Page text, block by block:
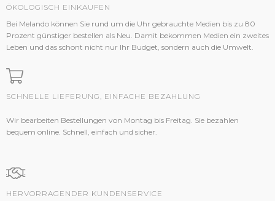
ÖKOLOGISCH EINKAUFEN
Bei Melando können Sie rund um die Uhr gebrauchte Medien bis zu 80
Prozent günstiger bestellen als Neu. Damit bekommen Medien ein zweites
Leben und das schont nicht nur Ihr Budget, sondern auch die Umwelt.
SCHNELLE LIEFERUNG, EINFACHE BEZAHLUNG
Wir bearbeiten Bestellungen von Montag bis Freitag. Sie bezahlen
bequem online. Schnell, einfach und sicher.
HERVORRAGENDER KUNDENSERVICE